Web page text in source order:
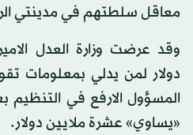
معاقل سلطتهم في مدينتي
وقد عرضت وزارة العدل
دولار لمن يدلي بمعلومات
المسؤول الارفع في التنظيم
«يساوي» عشرة ملايين دولار.